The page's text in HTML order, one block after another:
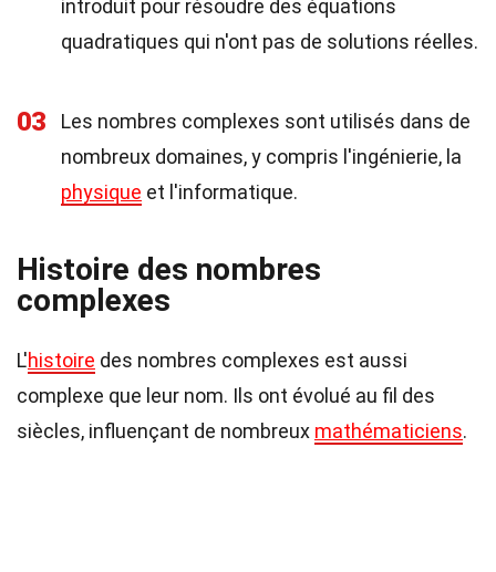
introduit pour résoudre des équations
quadratiques qui n'ont pas de solutions réelles.
03
Les nombres complexes sont utilisés dans de
nombreux domaines, y compris l'ingénierie, la
physique et l'informatique.
Histoire des nombres
complexes
L'histoire des nombres complexes est aussi
complexe que leur nom. Ils ont évolué au fil des
siècles, influençant de nombreux mathématiciens.